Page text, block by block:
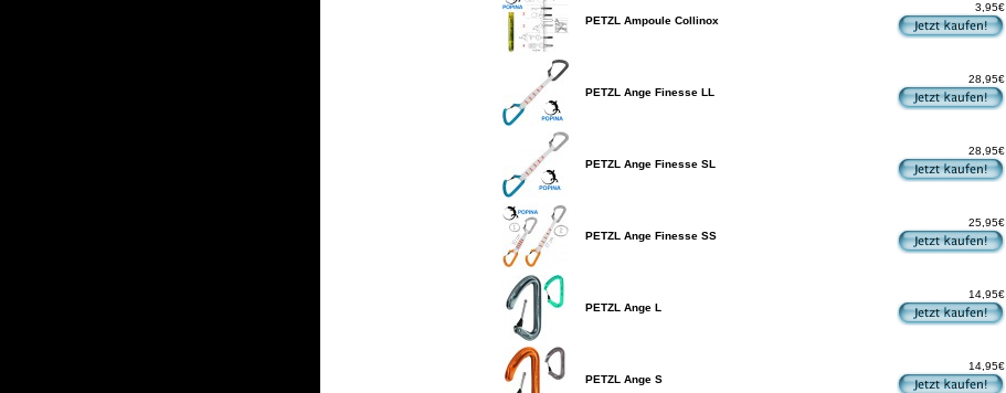
PETZL Ampoule Collinox
3,95€
PETZL Ange Finesse LL
28,95€
PETZL Ange Finesse SL
28,95€
PETZL Ange Finesse SS
25,95€
PETZL Ange L
14,95€
PETZL Ange S
14,95€